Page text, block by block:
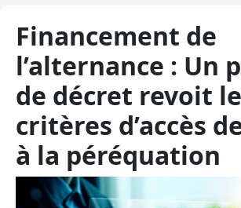
Financement de
l’alternance : Un
de décret revoit
critères d’accès
à la péréquation